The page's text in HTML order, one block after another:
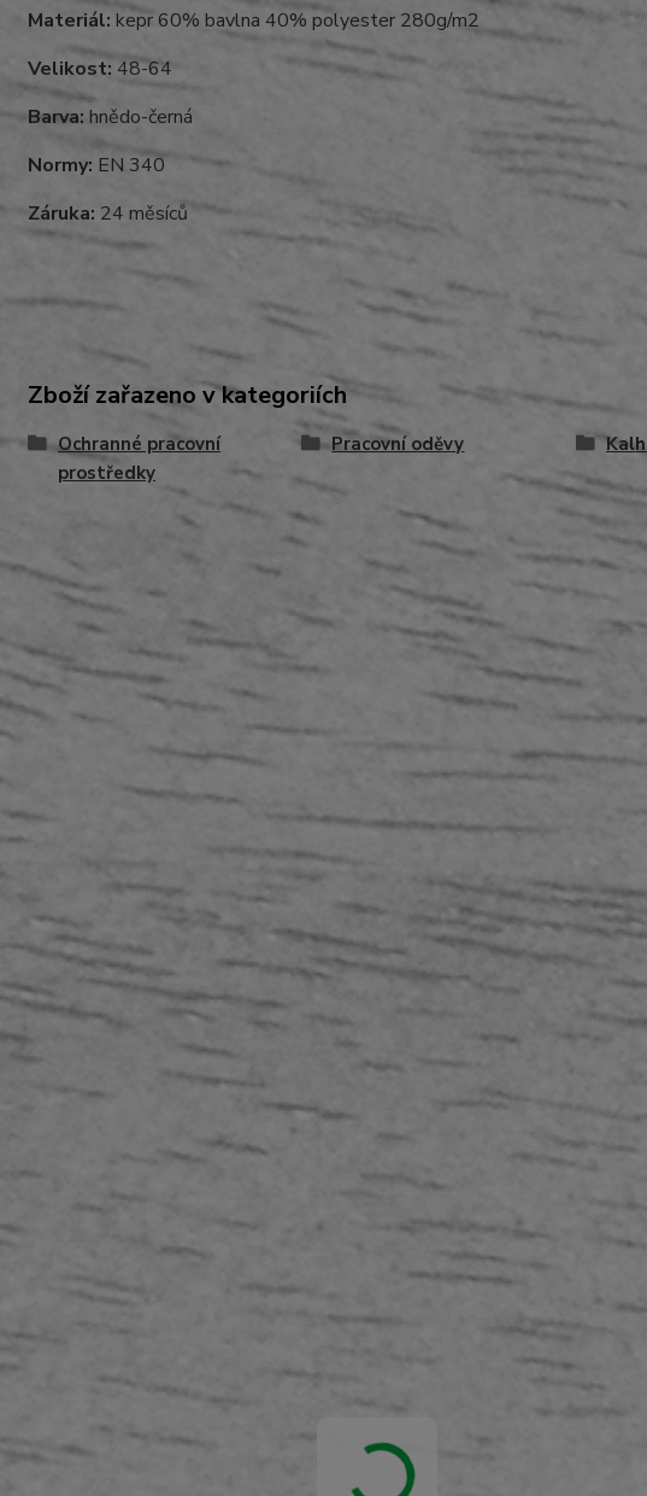
Materiál: kepr 60% bavlna 40% polyester 280g/m2
Velikost: 48-64
Barva: hnědo-černá
Normy: EN 340
Záruka: 24 měsíců
Zboží zařazeno v kategoriích
Ochranné pracovní
prostředky
Pracovní oděvy